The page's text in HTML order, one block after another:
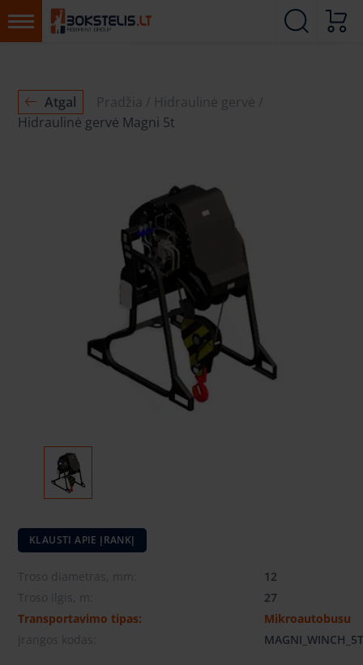
Atgal Pradžia
Hidraulinė gervė
Hidraulinė gervė Magni 5t
KLAUSTI APIE ĮRANKĮ
Troso diametras, mm:
12
Troso ilgis, m:
27
Transportavimo tipas:
Mikroautobusu
Įrangos kodas:
MAGNI_WINCH_5T